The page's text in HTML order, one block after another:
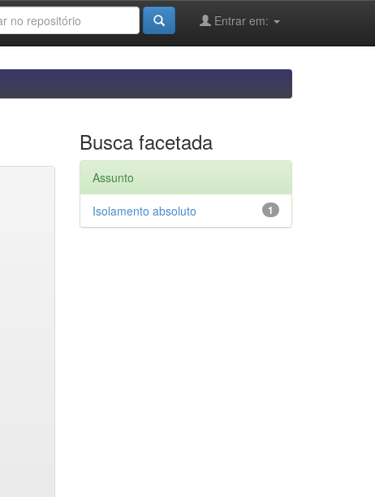
Entrar em:
Busca facetada
Assunto
1
Isolamento absoluto